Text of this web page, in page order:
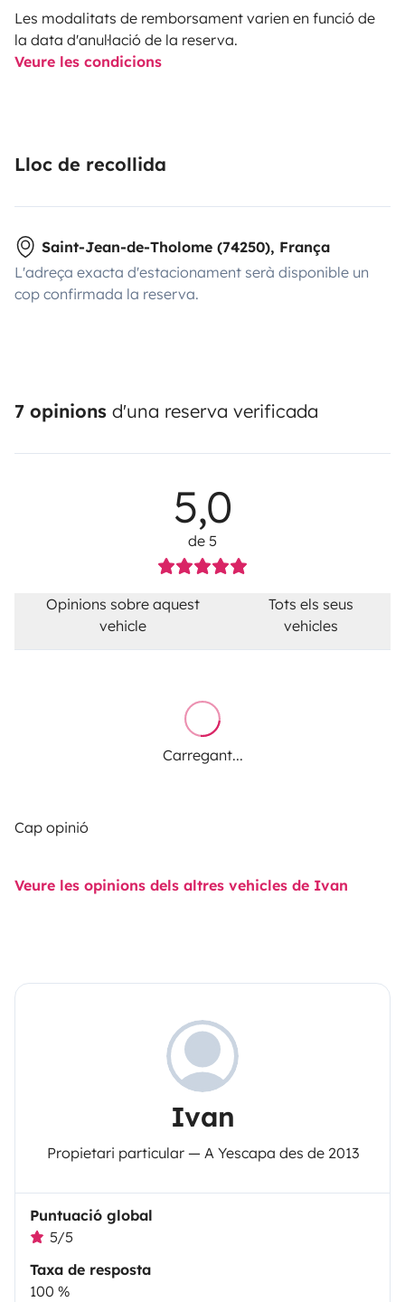
Les modalitats de remborsament varien en funció de
la data d'anul·lació de la reserva.
Veure les condicions
Lloc de recollida
Saint-Jean-de-Tholome (74250), França
L'adreça exacta d'estacionament serà disponible un
cop confirmada la reserva.
7 opinions d'una reserva verificada
5,0
de 5
Opinions sobre aquest
vehicle
Tots els seus
vehicles
Carregant...
Cap opinió
Veure les opinions dels altres vehicles de Ivan
Ivan
Propietari particular — A Yescapa des de 2013
Puntuació global
5/5
Taxa de resposta
100 %